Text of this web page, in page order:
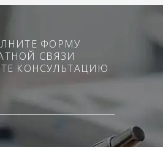
ФОРМУ
СВЯЗИ
КОНСУЛЬТАЦИЮ